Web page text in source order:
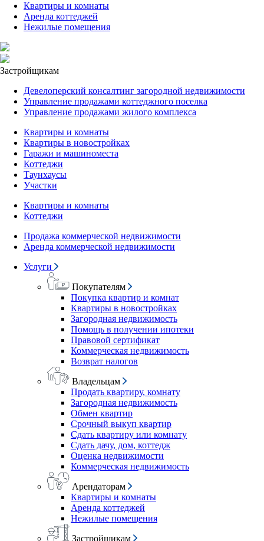
Квартиры и комнаты
Аренда коттеджей
Нежилые помещения
Застройщикам
Девелоперский консалтинг загородной недвижимости
Управление продажами коттеджного поселка
Управление продажами жилого комплекса
Квартиры и комнаты
Квартиры в новостройках
Гаражи и машиноместа
Коттеджи
Таунхаусы
Участки
Квартиры и комнаты
Коттеджи
Продажа коммерческой недвижимости
Аренда коммерческой недвижимости
Услуги
Покупателям
Покупка квартир и комнат
Квартиры в новостройках
Загородная недвижимость
Помощь в получении ипотеки
Правовой сертификат
Коммерческая недвижимость
Возврат налогов
Владельцам
Продать квартиру, комнату
Загородная недвижимость
Обмен квартир
Срочный выкуп квартир
Сдать квартиру или комнату
Сдать дачу, дом, коттедж
Оценка недвижимости
Коммерческая недвижимость
Арендаторам
Квартиры и комнаты
Аренда коттеджей
Нежилые помещения
Застройщикам